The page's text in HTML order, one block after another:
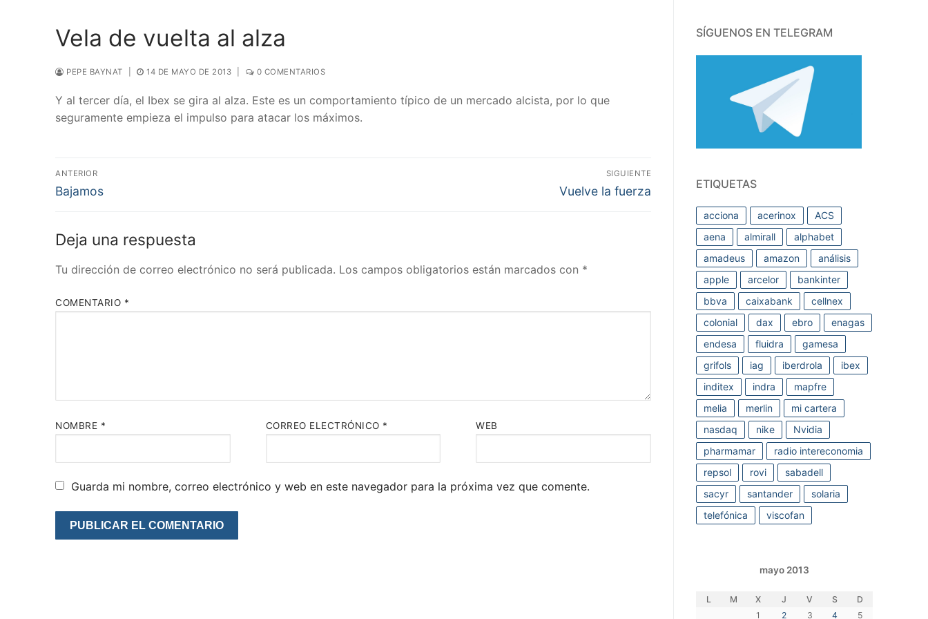
Vela de vuelta al alza
PEPE BAYNAT 14 DE MAYO DE 2013 0 COMENTARIOS
Y al tercer día, el Ibex se gira al alza. Este es un comportamiento típico de un mercado alcista, por lo que
seguramente empieza el impulso para atacar los máximos.
Navegación
de
ANTERIOR
Entrada
Bajamos
SIGUIENTE
Entrada
Vuelve la fuerza
Deja una respuesta
Tu dirección de correo electrónico no será publicada. Los campos obligatorios están marcados con *
COMENTARIO *
NOMBRE * CORREO ELECTRÓNICO * WEB
Guarda mi nombre, correo electrónico y web en este navegador para la próxima vez que comente.
SÍGUENOS EN TELEGRAM
ETIQUETAS
acciona acerinox
ACS
aena
almirall
alphabet
amadeus
amazon
análisis
apple
arcelor
bankinter
bbva
caixabank
cellnex
colonial
dax ebro
enagas
endesa
fluidra
gamesa
grifols
iag iberdrola
ibex
inditex
indra
mapfre
melia
merlin
mi cartera
nasdaq
nike
Nvidia
pharmamar
radio intereconomia
repsol
rovi
sabadell
sacyr
santander
solaria
telefónica
viscofan
mayo 2013
L M X J V S
D
1
2 3 4 5